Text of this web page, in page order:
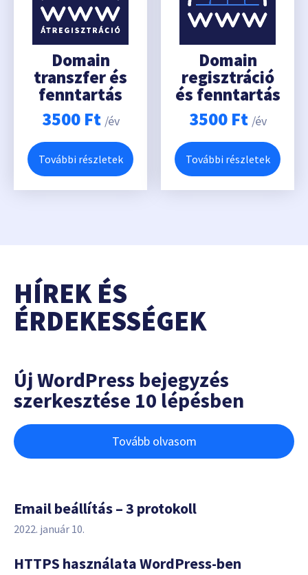
Domain
transzfer és
fenntartás
3500 Ft /év
További részletek
Domain
regisztráció
és fenntartás
3500 Ft /év
További részletek
HÍREK ÉS
ÉRDEKESSÉGEK
Új WordPress bejegyzés
szerkesztése 10 lépésben
Tovább olvasom
Email beállítás – 3 protokoll
2022. január 10.
HTTPS használata WordPress-ben